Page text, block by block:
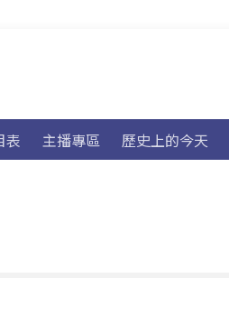
表 主播專區 歷史上的今天